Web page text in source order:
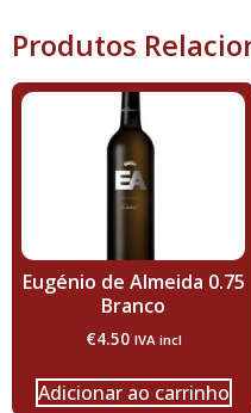
Produtos
Eugénio de Almeida 0.75
Branco
€4.50 IVA incl
Adicionar ao carrinho